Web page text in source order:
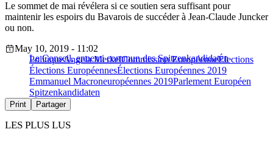
Le sommet de mai révélera si ce soutien sera suffisant pour
maintenir les espoirs du Bavarois de succéder à Jean-Claude Juncker
ou non.
Le Conseil, ennemi commun des Spitzenkandidaten
May 10, 2019 - 11:02
PolitiqueAngela MerkelCommission EuropéenneÉlections
Élections EuropéennesÉlections Européennes 2019
Emmanuel Macroneuropéennes 2019Parlement Européen
Spitzenkandidaten
Print Partager
LES PLUS LUS